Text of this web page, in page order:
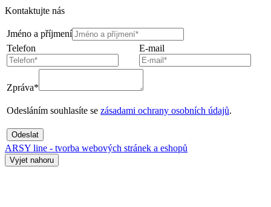
Kontaktujte nás
Jméno a příjmení
Telefon
E-mail
Zpráva*
Odesláním souhlasíte se zásadami ochrany osobních údajů.
Odeslat
ARSY line - tvorba webových stránek a eshopů
Vyjet nahoru